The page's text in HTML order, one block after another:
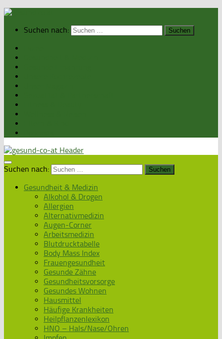
Suchen nach:
Suchen nach:
Gesundheit & Medizin
Alkohol & Drogen
Allergien
Alternativmedizin
Augen-Corner
Arbeitsmedizin
Blutdrucktabelle
Body Mass Index
Frauengesundheit
Gesunde Zähne
Gesundheitsvorsorge
Gesundes Wohnen
Hausmittel
Häufige Krankheiten
Heilpflanzenlexikon
HNO – Hals/Nase/Ohren